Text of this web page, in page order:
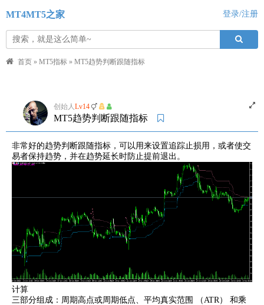
MT4MT5之家 登录/注册
首页 » MT5指标 » MT5趋势判断跟随指标
创始人Lv14
MT5趋势判断跟随指标
非常好的趋势判断跟随指标，可以用来设置追踪止损用，或者使交
易者保持趋势，并在趋势延长时防止提前退出。
计算
三部分组成：周期高点或周期低点、平均真实范围 （ATR） 和乘